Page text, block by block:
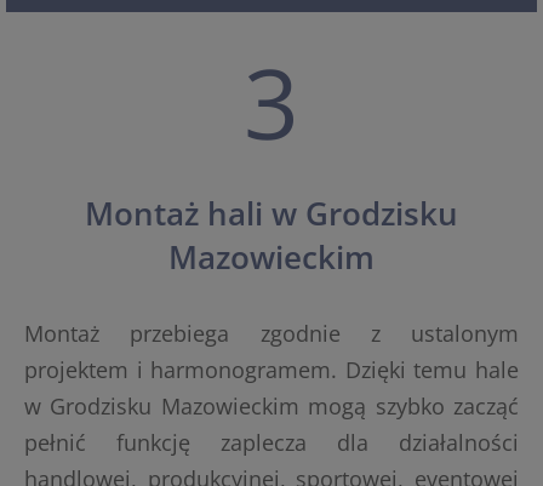
3
Montaż hali w Grodzisku
Mazowieckim
Montaż przebiega zgodnie z ustalonym
projektem i harmonogramem. Dzięki temu hale
w Grodzisku Mazowieckim mogą szybko zacząć
pełnić funkcję zaplecza dla działalności
handlowej, produkcyjnej, sportowej, eventowej